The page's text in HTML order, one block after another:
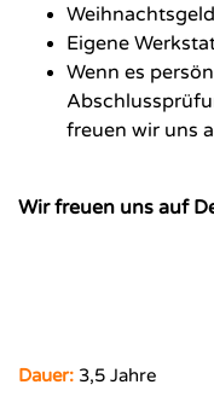
Eigene
Wenn es
freuen wir uns
Wir freuen uns auf
Dauer: 3,5 Jahre